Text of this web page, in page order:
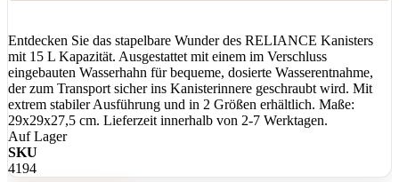
Entdecken Sie das stapelbare Wunder des RELIANCE Kanisters
mit 15 L Kapazität. Ausgestattet mit einem im Verschluss
eingebauten Wasserhahn für bequeme, dosierte Wasserentnahme,
der zum Transport sicher ins Kanisterinnere geschraubt wird. Mit
extrem stabiler Ausführung und in 2 Größen erhältlich. Maße:
29x29x27,5 cm. Lieferzeit innerhalb von 2-7 Werktagen.
Auf Lager
SKU
4194